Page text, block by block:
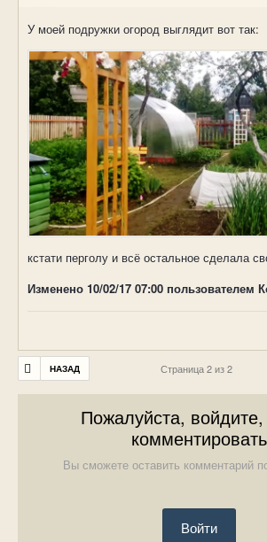
У моей подружки огород выглядит вот так:
кстати перголу и всё остальное сделала
Изменено 10/02/17 07:00 пользователем
НАЗАД Страница 2 из 2
Пожалуйста,
комментировать
Вы сможете оставить комментарий
Войти